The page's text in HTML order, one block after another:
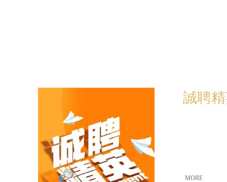
誠聘精
MORE